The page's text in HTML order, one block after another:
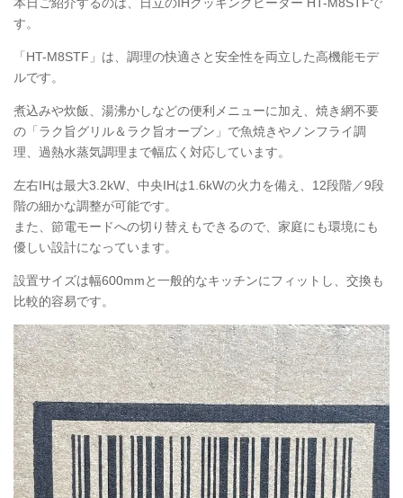
す。
「HT-M8STF」は、調理の快適さと安全性を両立した高機能モデ
ルです。
煮込みや炊飯、湯沸かしなどの便利メニューに加え、焼き網不要
の「ラク旨グリル＆ラク旨オーブン」で魚焼きやノンフライ調
理、過熱水蒸気調理まで幅広く対応しています。
左右IHは最大3.2kW、中央IHは1.6kWの火力を備え、12段階／9段
階の細かな調整が可能です。
また、節電モードへの切り替えもできるので、家庭にも環境にも
優しい設計になっています。
設置サイズは幅600mmと一般的なキッチンにフィットし、交換も
比較的容易です。